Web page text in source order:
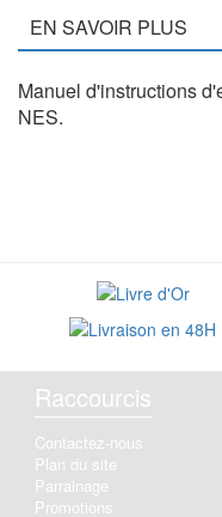
EN SAVOIR PLUS
Manuel d'instructions
NES.
Raccourcis
Contactez-nous
Plan du site
Parrainage
Promotions